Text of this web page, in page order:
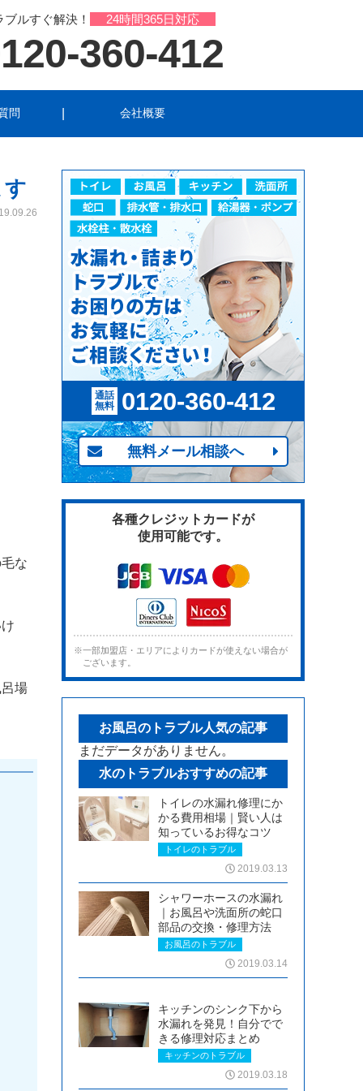
ルすぐ解決！ 24時間365日対応
360-412
ラブル
問 会社概要
な
場
通話
無料
0120-360-412
無料メール相談へ
各種クレジットカードが
使用可能です。
※一部加盟店・エリアによりカードが使えない場合が
ございます。
お風呂のトラブル人気の記事
まだデータがありません。
水のトラブルおすすめの記事
トイレの水漏れ修理にか
かる費用相場｜賢い人は
知っているお得なコツ
トイレのトラブル
2019.03.13
シャワーホースの水漏れ
｜お風呂や洗面所の蛇口
部品の交換・修理方法
お風呂のトラブル
2019.03.14
キッチンのシンク下から
水漏れを発見！自分でで
きる修理対応まとめ
キッチンのトラブル
2019.03.18